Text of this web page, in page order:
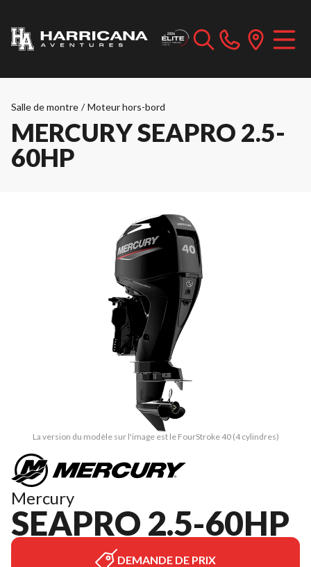
Salle de montre / Moteur hors-bord
MERCURY SEAPRO 2.5-
60HP
La version du modèle sur l'image est le FourStroke 40 (4 cylindres)
Mercury
SEAPRO 2.5-60HP
DEMANDE DE PRIX